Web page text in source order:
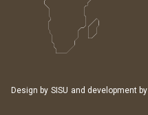
Design by SISU and development by